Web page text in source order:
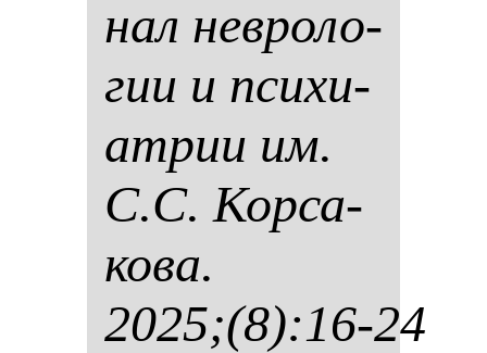
нал нев­ро­ло­
гии и пси­хи­
ат­рии им.
С.С. Кор­са­
ко­ва.
2025;(8):16-24